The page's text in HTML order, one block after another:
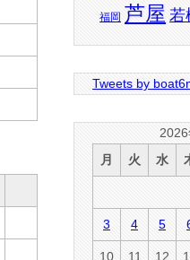
福岡 芦屋 若
Tweets by
2026
月
火 水
3 4 5
10 11 12